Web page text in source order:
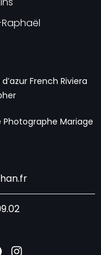
French Riviera
Photographe Mariage